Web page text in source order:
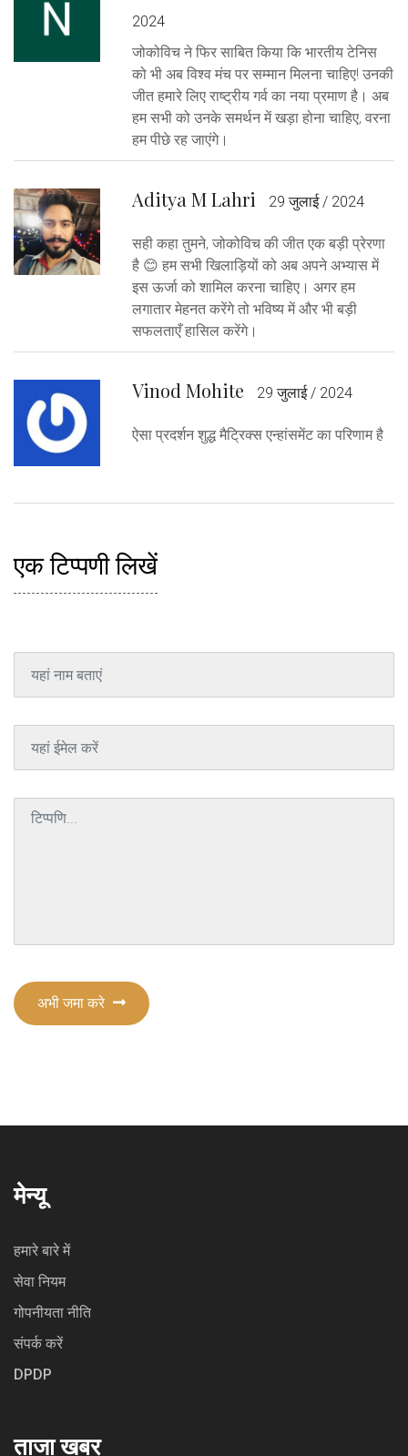
2024
जोकोविच ने फिर साबित किया कि भारतीय टेनिस
को भी अब विश्व मंच पर सम्मान मिलना चाहिए! उनकी
जीत हमारे लिए राष्ट्रीय गर्व का नया प्रमाण है। अब
हम सभी को उनके समर्थन में खड़ा होना चाहिए, वरना
हम पीछे रह जाएंगे।
Aditya M Lahri 29 जुलाई / 2024
सही कहा तुमने, जोकोविच की जीत एक बड़ी प्रेरणा
है 😊 हम सभी खिलाड़ियों को अब अपने अभ्यास में
इस ऊर्जा को शामिल करना चाहिए। अगर हम
लगातार मेहनत करेंगे तो भविष्य में और भी बड़ी
सफलताएँ हासिल करेंगे।
Vinod Mohite 29 जुलाई / 2024
ऐसा प्रदर्शन शुद्ध मैट्रिक्स एन्हांसमेंट का परिणाम है
एक टिप्पणी लिखें
अभी जमा करे
मेन्यू
हमारे बारे में
सेवा नियम
गोपनीयता नीति
संपर्क करें
DPDP
ताजा खबर